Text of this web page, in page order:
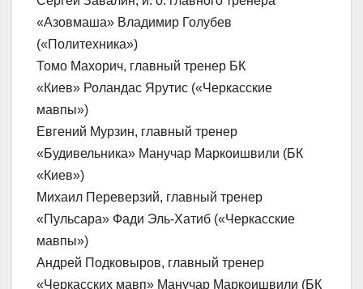
«Азовмаша» Владимир Голубев
(«Политехника»)
Томо Махорич, главный тренер БК
«Киев» Роландас Ярутис («Черкасские
мавпы»)
Евгений Мурзин, главный тренер
«Будивельника» Манучар Маркоишвили (БК
«Киев»)
Михаил Переверзий, главный тренер
«Пульсара» Фади Эль-Хатиб («Черкасские
мавпы»)
Андрей Подковыров, главный тренер
«Черкасских мавп» Манучар Маркоишвили (БК